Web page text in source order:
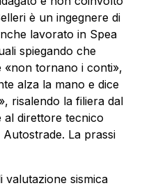
è un ingegnere di
lavorato in Spea
spiegando che
«non tornano i conti»,
alza la mano e dice
risalendo la filiera dal
al direttore tecnico
La prassi
valutazione sismica